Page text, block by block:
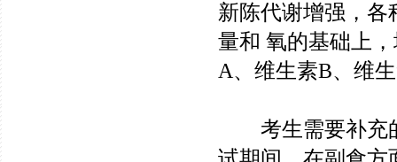
新陈代谢增强，各
量和 氧的基础上
A、维生素B、维
考生需要补充的